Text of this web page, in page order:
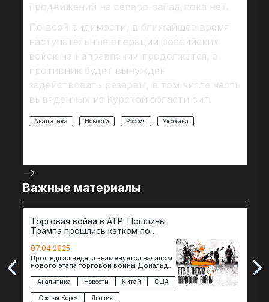
продвижений на северо-запад пока нет.
По всей видимости, в ближайшее время
наступательные операции российских
войск на направлении продолжатся, а
противник будет вынужден
задействовать резервы, в том числе часть
выведенных из Курской области сил.
Аналитика Новости Россия Украина
-->
Важные материалы
Торговая война в АТР: Пошлины
Трампа прошлись катком по
07.04.2025
Прошедшая неделя знаменуется началом
нового этапа торговой войны Дональда
импорта из более 100 стран…
Аналитика Новости Китай США
Южная Корея Япония
The